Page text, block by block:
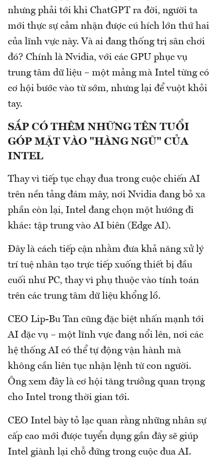
nhưng phải tới khi ChatGPT ra đời, người ta
mới thực sự cảm nhận được cú hích lớn thứ hai
của lĩnh vực này. Và ai đang thống trị sân chơi
đó? Chính là Nvidia, với các GPU phục vụ
trung tâm dữ liệu – một mảng mà Intel từng có
cơ hội bước vào từ sớm, nhưng lại để vuột khỏi
tay.
SẮP CÓ THÊM NHỮNG TÊN TUỔI
GÓP MẶT VÀO "HÀNG NGŨ" CỦA
INTEL
Thay vì tiếp tục chạy đua trong cuộc chiến AI
trên nền tảng đám mây, nơi Nvidia đang bỏ xa
phần còn lại, Intel đang chọn một hướng đi
khác: tập trung vào AI biên (Edge AI).
Đây là cách tiếp cận nhằm đưa khả năng xử lý
trí tuệ nhân tạo trực tiếp xuống thiết bị đầu
cuối như PC, thay vì phụ thuộc vào tính toán
trên các trung tâm dữ liệu khổng lồ.
CEO Lip-Bu Tan cũng đặc biệt nhấn mạnh tới
AI đặc vụ – một lĩnh vực đang nổi lên, nơi các
hệ thống AI có thể tự động vận hành mà
không cần liên tục nhận lệnh từ con người.
Ông xem đây là cơ hội tăng trưởng quan trọng
cho Intel trong thời gian tới.
CEO Intel bày tỏ lạc quan rằng những nhân sự
cấp cao mới được tuyển dụng gần đây sẽ giúp
Intel giành lại chỗ đứng trong cuộc đua AI.